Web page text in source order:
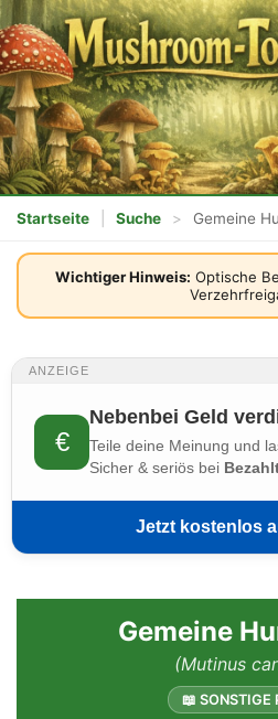
Startseite Suche > Gemeine
Wichtiger Hinweis: Optische
ANZEIGE
€
Nebenbei Geld
Teile deine Meinung und
Sicher & seriös bei
Jetzt kostenlos
Gemeine
(Mutinus
📖 SONSTIGE